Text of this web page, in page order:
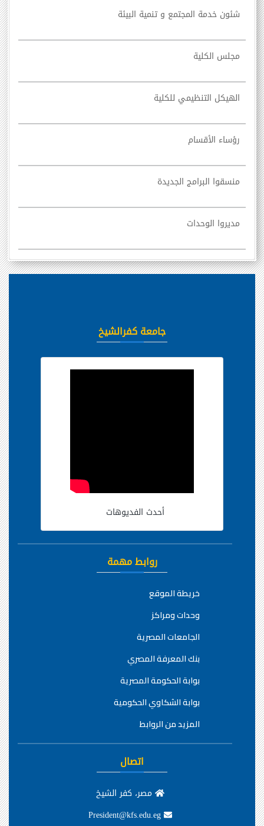
شئون خدمة المجتمع و تنمية البيئة
مجلس الكلية
الهيكل التنظيمي للكلية
رؤساء الأقسام
منسقوا البرامج الجديدة
مديروا الوحدات
جامعة كفرالشيخ
أحدث الفديوهات
روابط مهمة
خريطة الموقع
وحدات ومراكز
الجامعات المصرية
بنك المعرفة المصري
بوابة الحكومة المصرية
بوابة الشكاوي الحكومية
المزيد من الروابط
اتصال
مصر، كفر الشيخ